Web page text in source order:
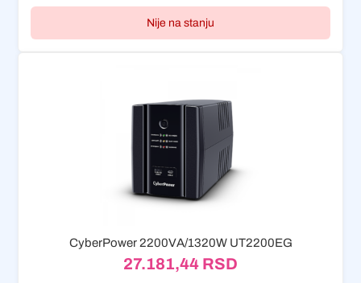
Nije na stanju
CyberPower 2200VA/1320W UT2200EG
27.181,44 RSD